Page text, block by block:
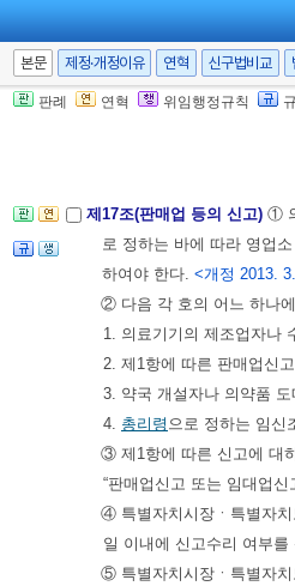
일부개정]
본문 제정·개정이유 연혁 신구법비교
판례 연혁 위임행정규칙
⑥ 특별자치시장ㆍ특별자치
지하지 아니하면 그 기간(
다. <신설 2018. 12. 11.,
제17조(판매업 등의 신고) ①
로 정하는 바에 따라 영업
하여야 한다. <개정 2013.
② 다음 각 호의 어느 하나
1. 의료기기의 제조업자나
2. 제1항에 따른 판매업신
3. 약국 개설자나 의약품
4. 총리령 으로 정하는 임신
③ 제1항에 따른 신고에 대
“판매업신고 또는 임대업신
④ 특별자치시장ㆍ특별자치
일 이내에 신고수리 여부
⑤ 특별자치시장ㆍ특별자치